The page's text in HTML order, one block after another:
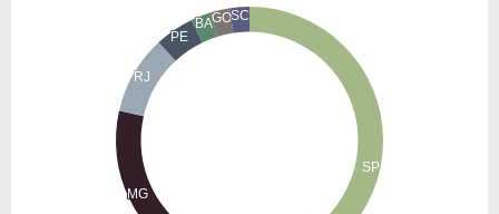
imobiliários que compõem ou já compuseram o
portfólio do fundo incluem:
Guarulhos (SP).
Porto Canoa (ES).
Betim BTS – Meli (MG).